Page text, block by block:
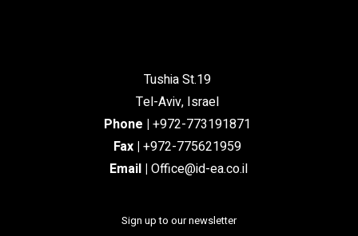
Tushia St.19
Tel-Aviv, Israel
Phone | +972-773191871
Fax | +972-775621959
Email | Office@id-ea.co.il
Sign up to our newsletter